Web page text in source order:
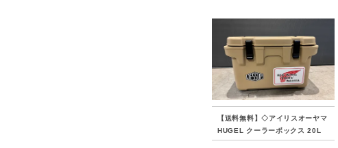
【送料無料】◇アイリスオーヤマ
HUGEL クーラーボックス 20L